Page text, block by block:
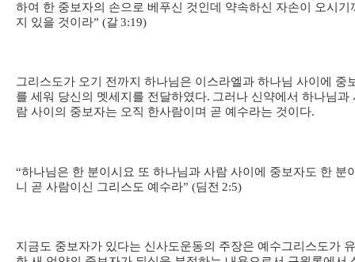
하여 한 중보자의 손으로 베푸신 것인데 약속하신 자손이 오시기
지 있을 것이라” (갈3:19)
그리스도가 오기 전까지 하나님은 이스라엘과 하나님 사이에 중
를 세워 당신의 멧세지를 전달하였다. 그러나 신약에서 하나님과
람 사이의 중보자는 오직 한사람이며 곧 예수라는 것이다.
“하나님은 한 분이시요 또 하나님과 사람 사이에 중보자도 한 분
니 곧 사람이신 그리스도 예수라” (딤전 2:5)
지금도 중보자가 있다는 신사도운동의 주장은 예수그리스도가